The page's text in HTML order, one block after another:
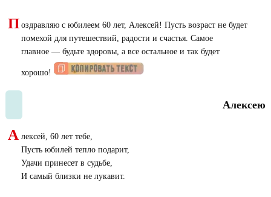
П оздравляю с юбилеем 60 лет, Алексей! Пусть возраст не будет
помехой для путешествий, радости и счастья. Самое
главное — будьте здоровы, а все остальное и так будет
хорошо!
Алексею
А лексей, 60 лет тебе,
Пусть юбилей тепло подарит,
Удачи принесет в судьбе,
И самый близки не лукавит.